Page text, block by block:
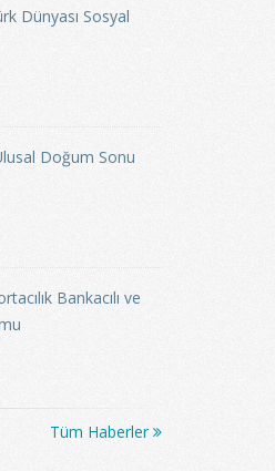
Dünyası Sosyal
Doğum Sonu
Bankacılı ve
Tüm Haberler